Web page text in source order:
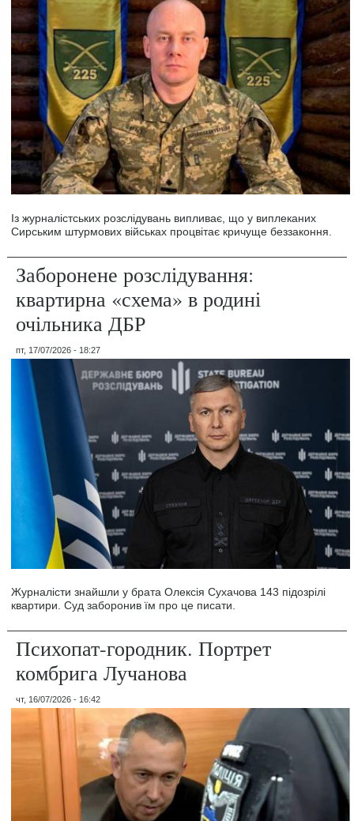
Із журналістських розслідувань випливає, що у виплеканих
Сирським штурмових військах процвітає кричуще беззаконня.
Заборонене розслідування:
квартирна «схема» в родині
очільника ДБР
пт, 17/07/2026 - 18:27
Журналісти знайшли у брата Олексія Сухачова 143 підозрілі
квартири. Суд заборонив їм про це писати.
Психопат-городник. Портрет
комбрига Лучанова
чт, 16/07/2026 - 16:42